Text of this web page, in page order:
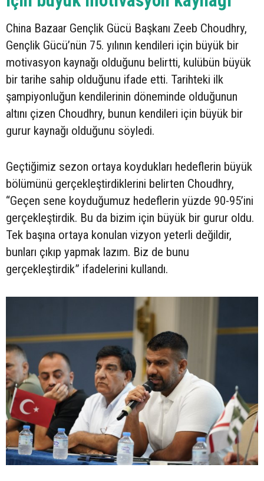
China Bazaar Gençlik Gücü Başkanı Zeeb Choudhry,
Gençlik Gücü’nün 75. yılının kendileri için büyük bir
motivasyon kaynağı olduğunu belirtti, kulübün büyük
bir tarihe sahip olduğunu ifade etti. Tarihteki ilk
şampiyonluğun kendilerinin döneminde olduğunun
altını çizen Choudhry, bunun kendileri için büyük bir
gurur kaynağı olduğunu söyledi.
Geçtiğimiz sezon ortaya koydukları hedeflerin büyük
bölümünü gerçekleştirdiklerini belirten Choudhry,
“Geçen sene koyduğumuz hedeflerin yüzde 90-95’ini
gerçekleştirdik. Bu da bizim için büyük bir gurur oldu.
Tek başına ortaya konulan vizyon yeterli değildir,
bunları çıkıp yapmak lazım. Biz de bunu
gerçekleştirdik” ifadelerini kullandı.